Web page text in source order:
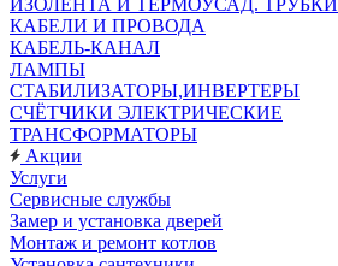
ИЗОЛЕНТА И ТЕРМОУСАД. ТРУБКИ
КАБЕЛИ И ПРОВОДА
КАБЕЛЬ-КАНАЛ
ЛАМПЫ
СТАБИЛИЗАТОРЫ,ИНВЕРТЕРЫ
СЧЁТЧИКИ ЭЛЕКТРИЧЕСКИЕ
ТРАНСФОРМАТОРЫ
Акции
Услуги
Сервисные службы
Замер и установка дверей
Монтаж и ремонт котлов